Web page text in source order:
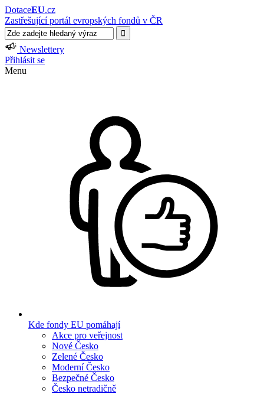
DotaceEU.cz
Zastřešující portál evropských fondů v ČR
Newslettery
Přihlásit se
Menu
Kde fondy EU pomáhají
Akce pro veřejnost
Nové Česko
Zelené Česko
Moderní Česko
Bezpečné Česko
Česko netradičně